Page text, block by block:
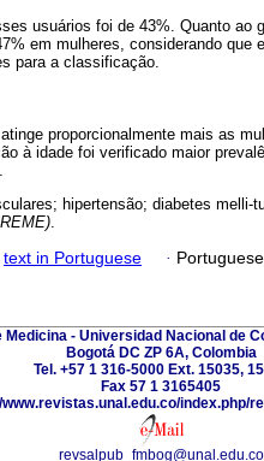
usuários foi de 43%. Quanto ao
em mulheres, considerando que
para a classificação.
proporcionalmente mais as
à idade foi verificado maior
hipertensão; diabetes melli-
text in Portuguese ·
Medicina - Universidad Nacional de
Bogotá DC ZP 6A, Colombia
Tel. +57 1 316-5000 Ext. 15035,
Fax 57 1 3165405
www.revistas.unal.edu.co/index.php/
revsalpub_fmbog@unal.edu.co